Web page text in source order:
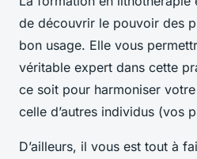
de découvrir le pouvoir des
bon usage. Elle vous
véritable expert dans cette
ce soit pour harmoniser
celle d’autres individus (vos
D’ailleurs, il vous est tout à